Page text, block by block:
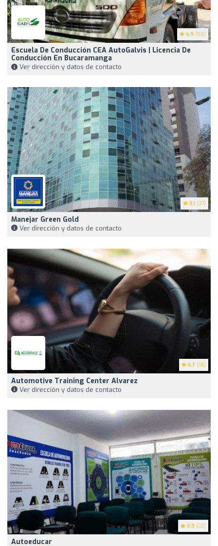
4.9 (58)
Escuela De Conducción CEA AutoGalvis | Licencia De
Conducción En Bucaramanga
Ver dirección y datos de contacto
3.1 (37)
Manejar Green Gold
Ver dirección y datos de contacto
4.7 (18)
Automotive Training Center Alvarez
Ver dirección y datos de contacto
3.9 (22)
Autoeducar